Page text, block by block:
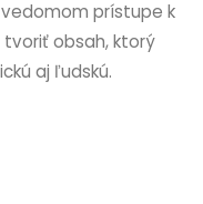
prístupe k
tvoriť obsah, ktorý
aj ľudskú.